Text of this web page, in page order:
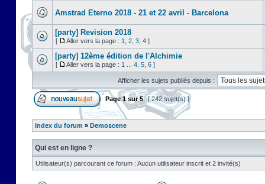
Amstrad Eterno 2018 - 21 et 22 avril - Barcelona
[party] Revision 2018
[ Aller vers la page : 1 2 3 4 ]
[party] 12ème édition de l'Alchimie
[ Aller vers la page : 1 4 5 6 ]
Afficher les sujets publiés depuis :
Page1sur5 [ 242 sujet(s) ]
Index du forum » Demoscene
Qui est en ligne ?
Utilisateur(s) parcourant ce forum : Aucun utilisateur inscrit et 2 invité(s)